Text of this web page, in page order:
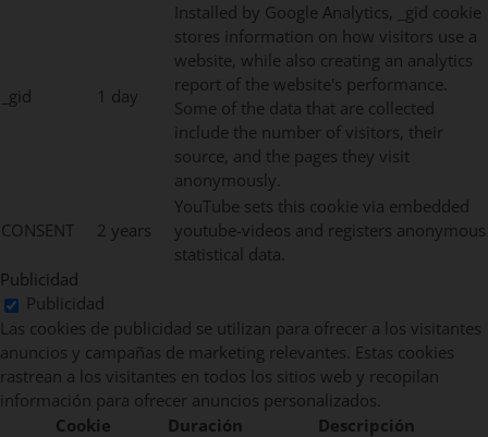
_gid 1 day
Installed by Google Analytics, _gid cookie
stores information on how visitors use a
website, while also creating an analytics
report of the website's performance.
Some of the data that are collected
include the number of visitors, their
source, and the pages they visit
anonymously.
CONSENT 2 years
YouTube sets this cookie via embedded
youtube-videos and registers anonymous
statistical data.
Publicidad
Publicidad
Las cookies de publicidad se utilizan para ofrecer a los visitantes
anuncios y campañas de marketing relevantes. Estas cookies
rastrean a los visitantes en todos los sitios web y recopilan
información para ofrecer anuncios personalizados.
Cookie
Duración Descripción